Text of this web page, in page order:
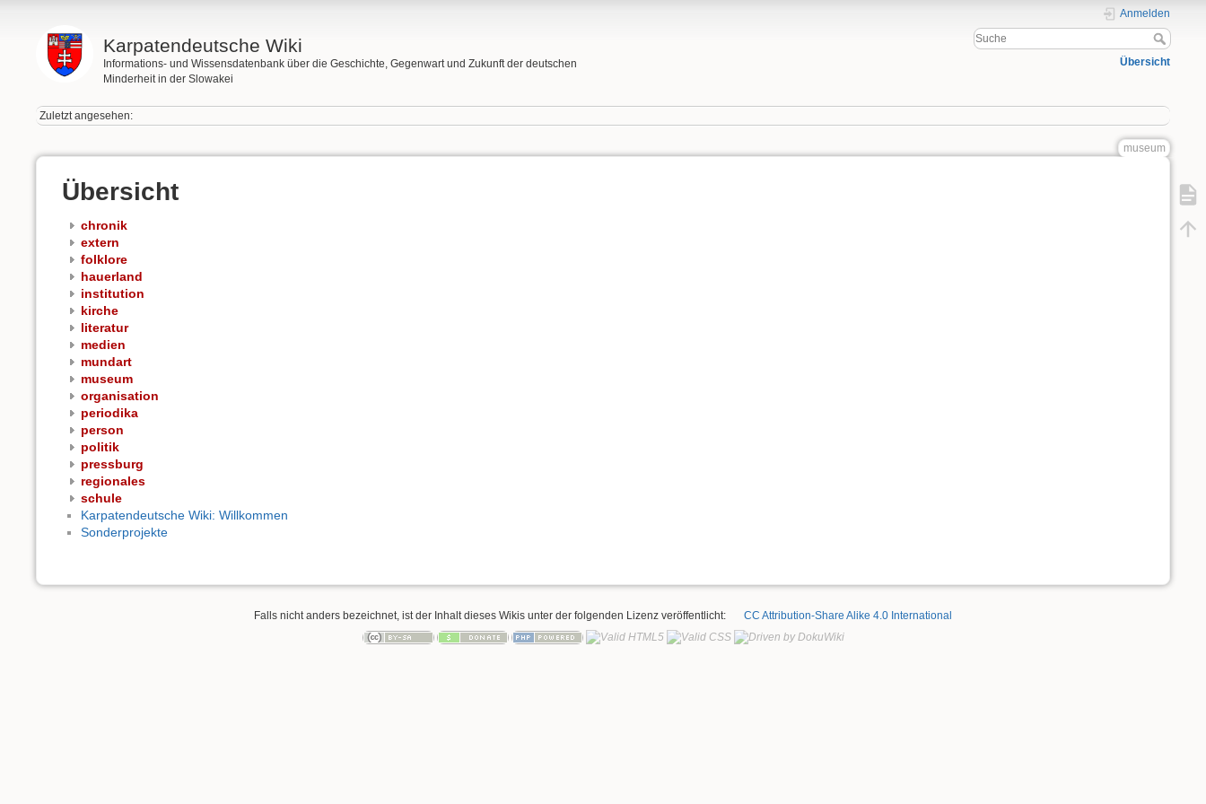
Karpatendeutsche Wiki
Informations- und Wissensdatenbank über die Geschichte, Gegenwart und Zukunft der deutschen
Minderheit in der Slowakei
Anmelden
Übersicht
Zuletzt angesehen:
museum
Übersicht
chronik
extern
folklore
hauerland
institution
kirche
literatur
medien
mundart
museum
organisation
periodika
person
politik
pressburg
regionales
schule
Karpatendeutsche Wiki: Willkommen
Sonderprojekte
Falls nicht anders bezeichnet, ist der Inhalt dieses Wikis unter der folgenden Lizenz veröffentlicht: CC Attribution-Share Alike 4.0 International